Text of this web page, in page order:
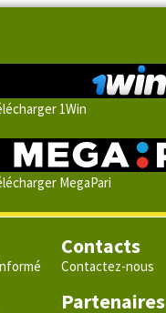
1Win
MegaPari
Contacts
Contactez-nous
Partenaires